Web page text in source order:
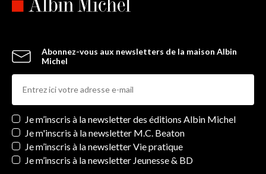
Abonnez-vous aux newsletters de la maison Albin
Michel
Newsletters
Je m’inscris à la newsletter des éditions Albin Michel
Je m'inscris à la newsletter M.C. Beaton
Je m’inscris à la newsletter Vie pratique
Je m’inscris à la newsletter Jeunesse & BD